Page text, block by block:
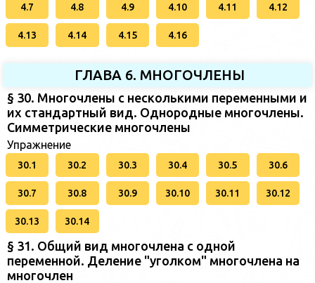
4.7 4.8 4.9 4.10 4.11 4.12
4.13 4.14 4.15 4.16
ГЛАВА 6. МНОГОЧЛЕНЫ
§ 30. Многочлены с несколькими переменными и
их стандартный вид. Однородные многочлены.
Симметрические многочлены
Упражнение
30.1 30.2 30.3 30.4 30.5 30.6
30.7 30.8 30.9 30.10 30.11 30.12
30.13 30.14
§ 31. Общий вид многочлена с одной
переменной. Деление "уголком" многочлена на
многочлен